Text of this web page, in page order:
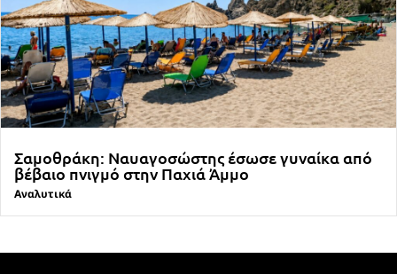
Σαμοθράκη: Ναυαγοσώστης έσωσε γυναίκα από
βέβαιο πνιγμό στην Παχιά Άμμο
Αναλυτικά